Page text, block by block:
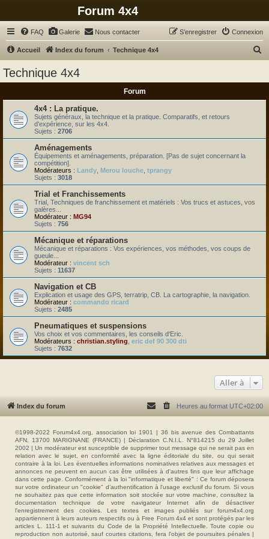
Forum 4x4
FAQ Galerie Nous contacter Connexion
S’enregistrer
Accueil Index du forum Technique 4x4
Technique 4x4
Forum
4x4 : La pratique.
Sujets généraux, la technique et la pratique. Comparatifs, et retours
d'expérience, sur les 4x4.
Sujets : 2706
Aménagements
Équipements et aménagements, préparation. [Pas de sujet concernant la
compétition].
Modérateurs : Landy Merou louche tprangy
Sujets : 3018
Trial et Franchissements
Trial, Techniques de franchissement et matériels : Vos trucs et astuces, vos
galères...
Modérateur : MG94
Sujets : 756
Mécanique et réparations
Mécanique et réparations : Vos expériences, vos méthodes, vos coups de
gueule...
Modérateur : vincent sch
Sujets : 11637
Navigation et CB
Explication et usage des GPS, terratrip, CB. La cartographie, la navigation.
Modérateur : commando ricard
Sujets : 2485
Pneumatiques et suspensions
Vos choix et vos commentaires, les conseils d'Eric.
Modérateurs : christian.styling eric def 90 300 dti
Sujets : 7632
Aller à
Index du forum Heures au format UTC+02:00
©1998-2022 Forum4x4.org, association loi 1901 | 36 bis avenue des Combattants
AFN, 13700 MARIGNANE (FRANCE) | Déclaration C.N.I.L. N°814215 du 29 Juillet
2002 | Un modérateur est susceptible de supprimer tout message qui ne serait pas en
relation avec le sujet, en conformité avec la ligne éditoriale du site, ou qui serait
contraire à la loi. Les éventuelles informations nominatives relatives aux messages et
annonces ne peuvent en aucun cas être utilisées à d'autres fins que leur affichage
dans cette page. Conformément à la loi "informatique et liberté" : Ce forum déposera
sur votre ordinateur un "cookie" d’authentification à l'usage exclusif du forum. Si vous
ne souhaitez pas que cette information soit stockée sur votre machine, consultez la
documentation technique de votre navigateur Internet afin de désactiver
l'enregistrement des cookies. Les textes et images publiés sur forum4x4.org
appartiennent à leurs auteurs respectifs ou à Free Forum 4x4 et sont protégés par les
articles L. 111-1 et suivants du Code de la Propriété Intellectuelle. Toute copie ou
reproduction non autorisé, sauf courtes citations, fera l'objet de poursuites pénales |